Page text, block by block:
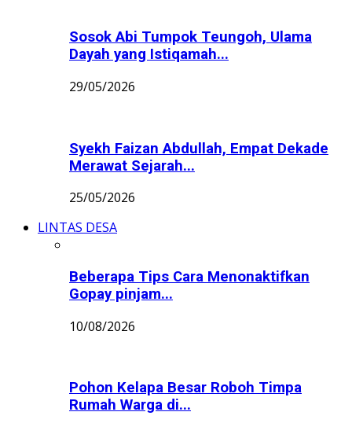
Sosok Abi Tumpok Teungoh, Ulama
Dayah yang Istiqamah...
29/05/2026
Syekh Faizan Abdullah, Empat Dekade
Merawat Sejarah...
25/05/2026
LINTAS DESA
Beberapa Tips Cara Menonaktifkan
Gopay pinjam...
10/08/2026
Pohon Kelapa Besar Roboh Timpa
Rumah Warga di...